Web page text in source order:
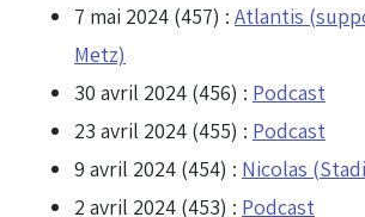
7 mai 2024 (457) : Atlantis
Metz)
30 avril 2024 (456) : Podcast
23 avril 2024 (455) : Podcast
9 avril 2024 (454) : Nicolas
2 avril 2024 (453) : Podcast